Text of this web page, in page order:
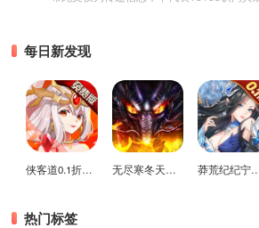
每日新发现
侠客道0.1折变态版 无尽寒冬天蛇新春送礼版 莽荒纪纪宁传奇0.1
热门标签